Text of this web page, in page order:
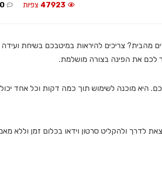
47923 צפיות 0
מהבית? צריכים להיראות במיטבכם בשיחת ועידה
לכם את הפינה בצורה מושלמת.
היא מוכנה לשימוש תוך כמה דקות וכל אחד יכול
ולהקליט סרטון וידאו בכלום זמן וללא